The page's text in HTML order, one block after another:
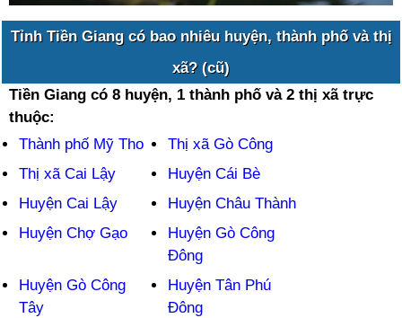
Tỉnh Tiền Giang có bao nhiêu huyện, thành phố và thị
xã? (cũ)
Tiền Giang có 8 huyện, 1 thành phố và 2 thị xã trực
thuộc:
Thành phố Mỹ Tho
Thị xã Gò Công
Thị xã Cai Lậy
Huyện Cái Bè
Huyện Cai Lậy
Huyện Châu Thành
Huyện Chợ Gạo
Huyện Gò Công
Đông
Huyện Gò Công
Tây
Huyện Tân Phú
Đông